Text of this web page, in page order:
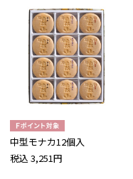
中型モナカ12個入
税込 3,251円